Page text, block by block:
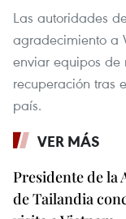
Las autoridades
agradecimiento a
enviar equipos
recuperación tras
país.
VER MÁS
Presidente de la
de Tailandia